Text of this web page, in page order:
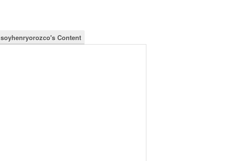
soyhenryorozco's Content